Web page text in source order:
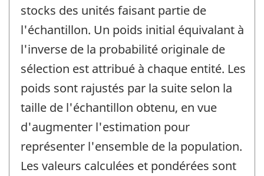
stocks des unités faisant partie de
l'échantillon. Un poids initial équivalant à
l'inverse de la probabilité originale de
sélection est attribué à chaque entité. Les
poids sont rajustés par la suite selon la
taille de l'échantillon obtenu, en vue
d'augmenter l'estimation pour
représenter l'ensemble de la population.
Les valeurs calculées et pondérées sont